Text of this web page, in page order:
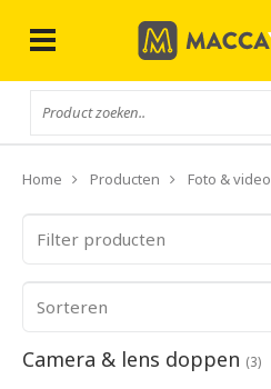
Home Producten Foto & video
Filter producten
Sorteren
Camera & lens doppen (3)